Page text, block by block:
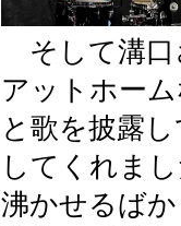
そして溝口
アットホー
と歌を披露
してくれま
沸かせるば